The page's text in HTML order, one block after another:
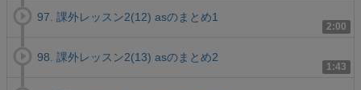
2:00
97. 課外レッスン2(12) asのまとめ1
1:43
98. 課外レッスン2(13) asのまとめ2